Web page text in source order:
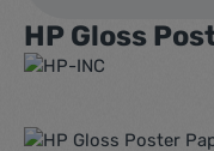
HP Gloss
Bildergalerie